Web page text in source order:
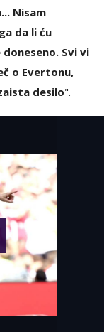
Nisam
da li ću
Svi vi
o Evertonu,
desilo".